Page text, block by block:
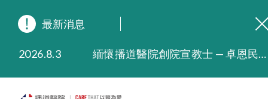
最新消息
2026.8.3
2026.3.20
晚間門診服務延長至晚上11時